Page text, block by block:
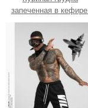
запеченная в кефире.